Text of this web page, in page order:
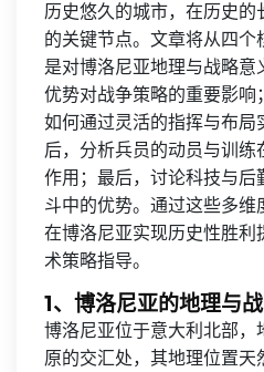
历史悠久的城市，在历史
的关键节点。文章将从四
是对博洛尼亚地理与战略
优势对战争策略的重要影响
如何通过灵活的指挥与布局
后，分析兵员的动员与训
作用；最后，讨论科技与
斗中的优势。通过这些多
在博洛尼亚实现历史性胜
术策略指导。
1、博洛尼亚的地理与
博洛尼亚位于意大利北部
原的交汇处，其地理位置天